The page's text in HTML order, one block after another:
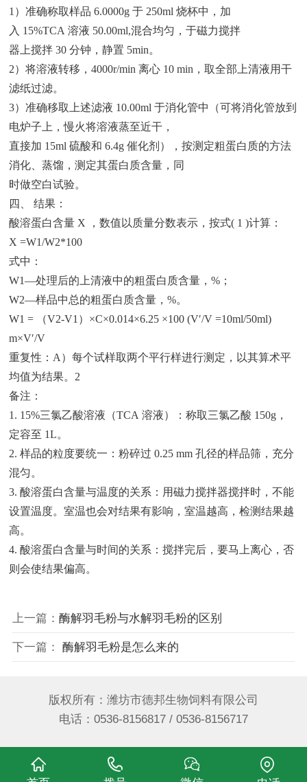
1）准确称取样品 6.0000g 于 250ml 烧杯中，加
入 15%TCA 溶液 50.00ml,混合均匀，于磁力搅拌
器上搅拌 30 分钟，静置 5min。
2）将溶液转移，4000r/min 离心 10 min，取全部上清液用干
滤纸过滤。
3）准确移取上述滤液 10.00ml 于消化管中（可将消化管放到
电炉子上，慢火将溶液蒸至近干，
直接加 15ml 硫酸和 6.4g 催化剂），按测定粗蛋白质的方法
消化、蒸馏，测定其蛋白质含量，同
时做空白试验。
四、 结果：
酸溶蛋白含量 X ，数值以质量分数表示，按式( 1 )计算：
X =W1/W2*100
式中：
W1—处理后的上清液中的粗蛋白质含量，%；
W2—样品中总的粗蛋白质含量，%。
W1 = （V2-V1）×C×0.014×6.25 ×100 (V′/V =10ml/50ml)
m×V′/V
重复性：A）每个试样取两个平行样进行测定，以其算术平
均值为结果。2
备注：
1. 15%三氯乙酸溶液（TCA 溶液）：称取三氯乙酸 150g，
定容至 1L。
2. 样品的粒度要统一：粉碎过 0.25 mm 孔径的样品筛，充分
混匀。
3. 酸溶蛋白含量与温度的关系：用磁力搅拌器搅拌时，不能
设置温度。室温也会对结果有影响，室温越高，检测结果越
高。
4. 酸溶蛋白含量与时间的关系：搅拌完后，要马上离心，否
则会使结果偏高。
上一篇： 酶解羽毛粉与水解羽毛粉的区别
下一篇： 酶解羽毛粉是怎么来的
版权所有：潍坊市德邦生物饲料有限公司
电话：0536-8156817 / 0536-8156717